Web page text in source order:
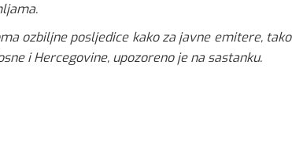
ozbiljne posljedice kako za javne emitere, tako
i Hercegovine, upozoreno je na sastanku.